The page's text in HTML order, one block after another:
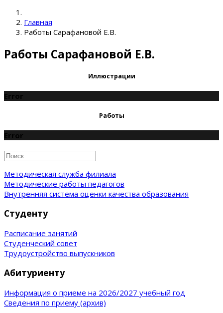
Главная
Работы Сарафановой Е.В.
Работы Сарафановой Е.В.
Иллюстрации
Error
Работы
Error
Методическая служба филиала
Методические работы педагогов
Внутренняя система оценки качества образования
Студенту
Расписание занятий
Студенческий совет
Трудоустройство выпускников
Абитуриенту
Информация о приеме на 2026/2027 учебный год
Сведения по приему (архив)